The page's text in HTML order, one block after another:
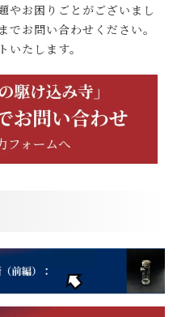
やお困りごとがございまし
お問い合わせください。
たします。